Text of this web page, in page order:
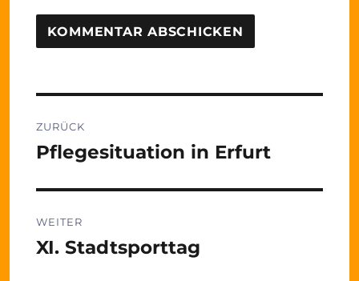
ZURÜCK
Vorheriger
Pflegesituation in Erfurt
WEITER
Nächster
XI. Stadtsporttag